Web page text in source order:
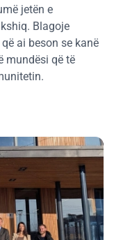
jetën e
Blagoje
ai beson se kanë
mundësi që të